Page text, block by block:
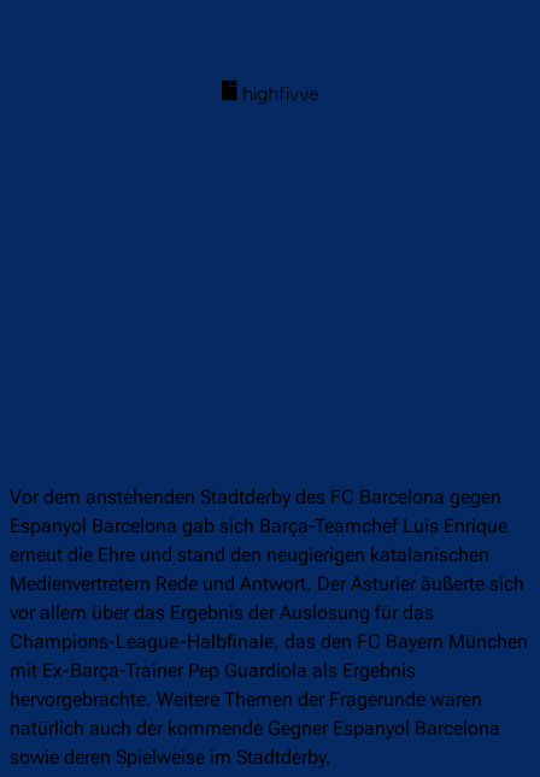
Vor dem anstehenden Stadtderby des FC Barcelona gegen
Espanyol Barcelona gab sich Barça-Teamchef Luis Enrique
erneut die Ehre und stand den neugierigen katalanischen
Medienvertretern Rede und Antwort. Der Asturier äußerte sich
vor allem über das Ergebnis der Auslosung für das
Champions-League-Halbfinale, das den FC Bayern München
mit Ex-Barça-Trainer Pep Guardiola als Ergebnis
hervorgebrachte. Weitere Themen der Fragerunde waren
natürlich auch der kommende Gegner Espanyol Barcelona
sowie deren Spielweise im Stadtderby.